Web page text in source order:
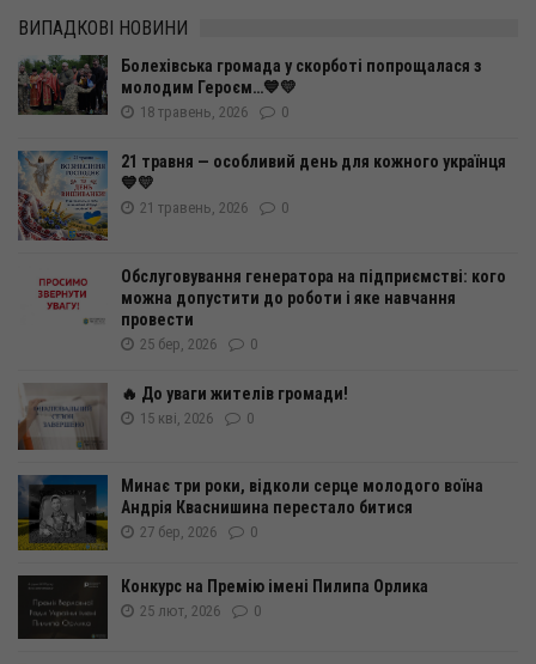
ВИПАДКОВІ НОВИНИ
Болехівська громада у скорботі попрощалася з
молодим Героєм…💙💛
18 травень, 2026 0
21 травня — особливий день для кожного українця
💙💛
21 травень, 2026 0
Обслуговування генератора на підприємстві: кого
можна допустити до роботи і яке навчання
провести
25 бер, 2026 0
🔥 До уваги жителів громади!
15 кві, 2026 0
Минає три роки, відколи серце молодого воїна
Андрія Кваснишина перестало битися
27 бер, 2026 0
Конкурс на Премію імені Пилипа Орлика
25 лют, 2026 0